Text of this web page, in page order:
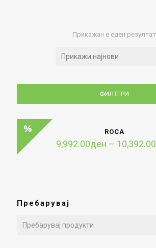
Прикажан е еден резултат
ФИЛТЕРИ
ROCA
9,992.00ден – 10,392.00
Пребарувај